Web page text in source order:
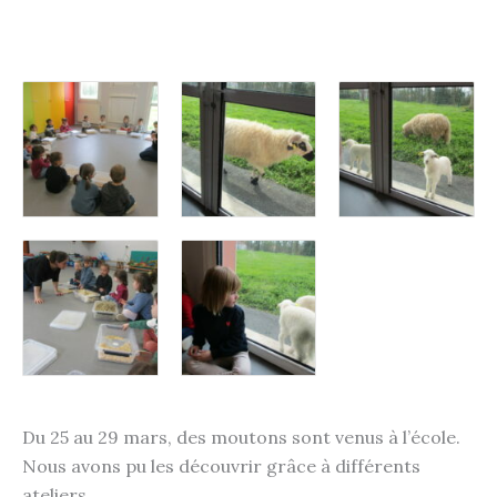
Du 25 au 29 mars, des moutons sont venus à l’école.
Nous avons pu les découvrir grâce à différents